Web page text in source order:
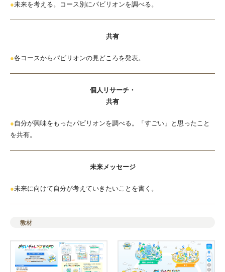
●未来を考える。コース別にパビリオンを調べる。
共有
●各コースからパビリオンの見どころを発表。
個人リサーチ・
共有
●自分が興味をもったパビリオンを調べる。「すごい」と思ったこと
を共有。
未来メッセージ
●未来に向けて自分が考えていきたいことを書く。
教材